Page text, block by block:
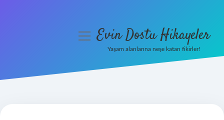
menüyüEvin Dostu Hikayeler
Yaşam alanlarına neşe katan fikirler!